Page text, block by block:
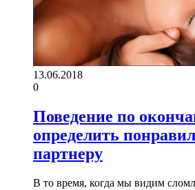
13.06.2018
0
Поведение по
определить
партнеру
В то время, когда мы видим